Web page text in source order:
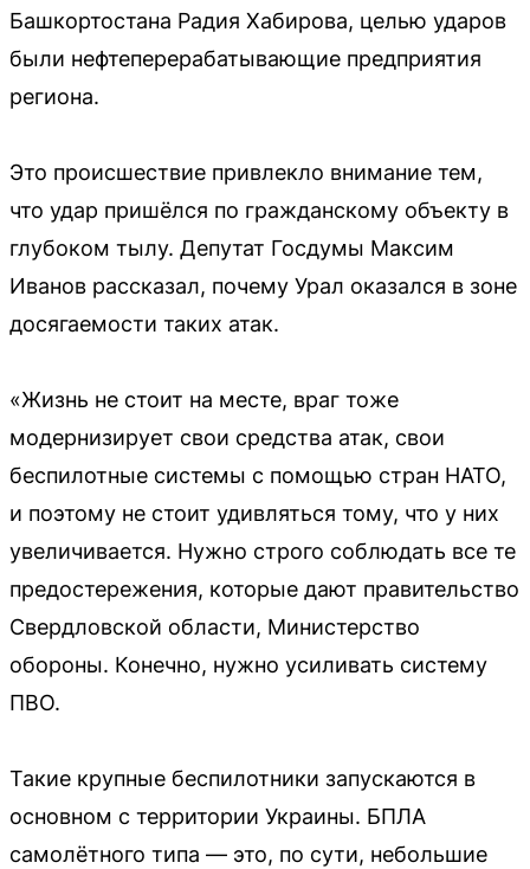
Башкортостана Радия Хабирова, целью ударов
были нефтеперерабатывающие предприятия
региона.
Это происшествие привлекло внимание тем,
что удар пришёлся по гражданскому объекту в
глубоком тылу. Депутат Госдумы Максим
Иванов рассказал, почему Урал оказался в зоне
досягаемости таких атак.
«Жизнь не стоит на месте, враг тоже
модернизирует свои средства атак, свои
беспилотные системы с помощью стран НАТО,
и поэтому не стоит удивляться тому, что у них
увеличивается. Нужно строго соблюдать все те
предостережения, которые дают правительство
Свердловской области, Министерство
обороны. Конечно, нужно усиливать систему
ПВО.
Такие крупные беспилотники запускаются в
основном с территории Украины. БПЛА
самолётного типа — это, по сути, небольшие